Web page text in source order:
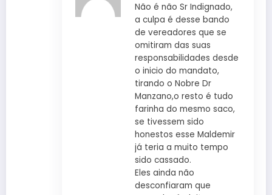
Não é não Sr Indignado,
a culpa é desse bando
de vereadores que se
omitiram das suas
responsabilidades desde
o inicio do mandato,
tirando o Nobre Dr
Manzano,o resto é tudo
farinha do mesmo saco,
se tivessem sido
honestos esse Maldemir
já teria a muito tempo
sido cassado.
Eles ainda não
desconfiaram que